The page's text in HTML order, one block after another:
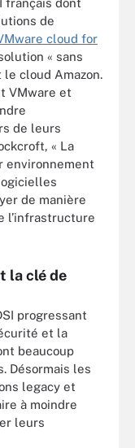
de
cloud for
« sans
cloud Amazon.
VMware et
de leurs
« La
environnement
de manière
l’infrastructure
la clé de
progressant
et la
beaucoup
Désormais les
legacy et
à moindre
leurs